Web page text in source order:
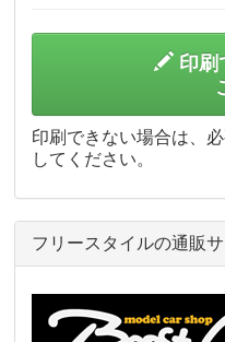
印刷
印刷できない場合は、
してください。
フリースタイルの通販サ